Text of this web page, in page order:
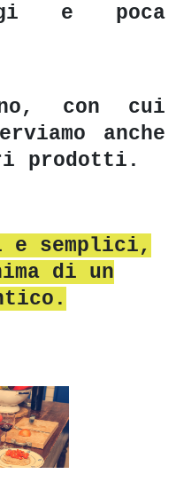
e poca
con cui
anche
prodotti.
semplici,
di un